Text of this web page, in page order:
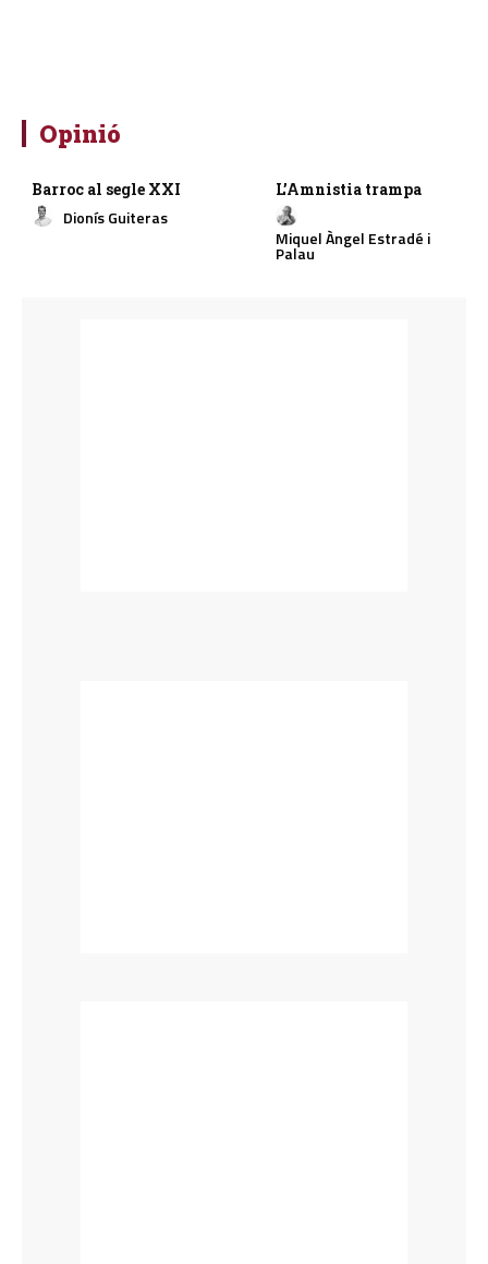
Opinió
Barroc al segle XXI
Dionís Guiteras
L’Amnistia trampa
Miquel Àngel Estradé i
Palau